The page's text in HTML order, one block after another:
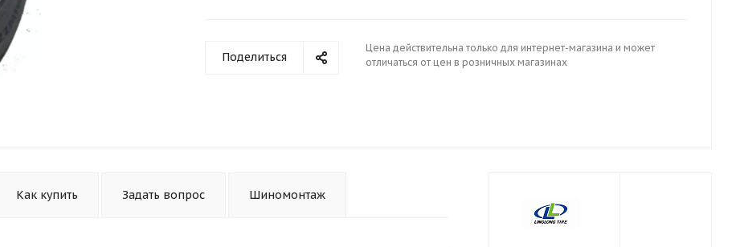
Поделиться
Цена действительна только для интернет-магазина и может
отличаться от цен в розничных магазинах
Как купить Задать вопрос Шиномонтаж